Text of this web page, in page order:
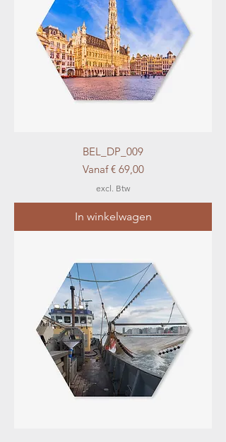
BEL_DP_009
Vanaf€ 69,00
Verkoopprijs
excl. Btw
In winkelwagen